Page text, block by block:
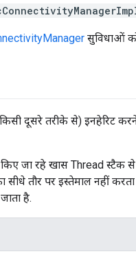
सुविधाओं
दूसरे तरीके से) इनहेरिट
जा रहे खास Thread स्टैक
तौर पर इस्तेमाल नहीं
है.